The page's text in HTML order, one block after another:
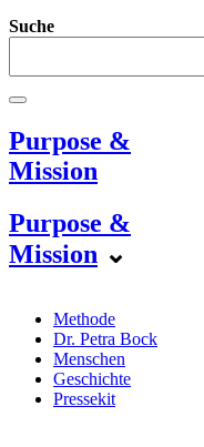
Suche
Purpose &
Mission
Purpose &
Mission ⌄
Methode
Dr. Petra Bock
Menschen
Geschichte
Pressekit